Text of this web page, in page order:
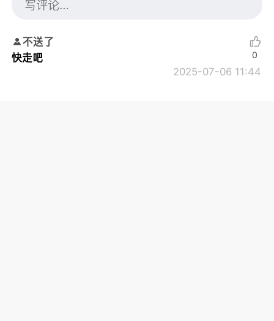
不送了
快走吧
2025-07-06 11:44
0